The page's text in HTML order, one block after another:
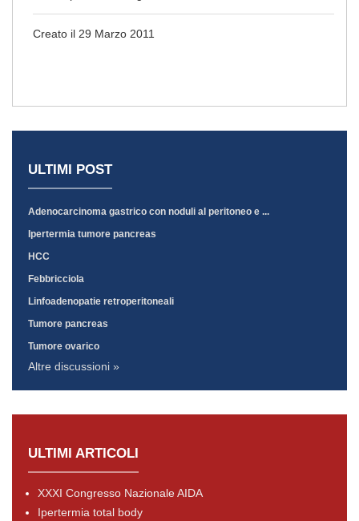
Creato il 29 Marzo 2011
ULTIMI POST
Adenocarcinoma gastrico con noduli al peritoneo e ...
Ipertermia tumore pancreas
HCC
Febbricciola
Linfoadenopatie retroperitoneali
Tumore pancreas
Tumore ovarico
Altre discussioni »
ULTIMI ARTICOLI
XXXI Congresso Nazionale AIDA
Ipertermia total body